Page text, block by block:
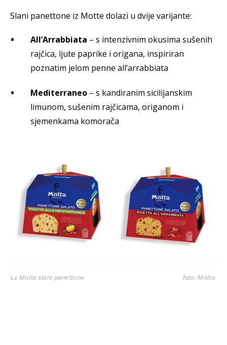
Slani panettone iz Motte dolazi u dvije varijante:
All’Arrabbiata – s intenzivnim okusima sušenih
rajčica, ljute paprike i origana, inspiriran
poznatim jelom penne all’arrabbiata
Mediterraneo – s kandiranim sicilijanskim
limunom, sušenim rajčicama, origanom i
sjemenkama komorača
La Motta slani panettone foto: Motta